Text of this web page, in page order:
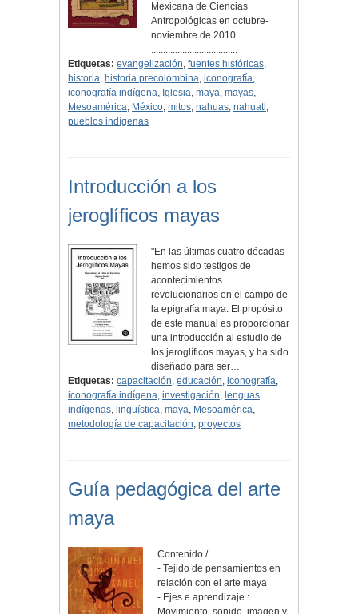
Mexicana de Ciencias
Antropológicas en octubre-
noviembre de 2010.
....................................
Etiquetas: evangelización, fuentes históricas,
historia, historia precolombina, iconografía,
iconografía indígena, Iglesia, maya, mayas,
Mesoamérica, México, mitos, nahuas, nahuatl ,
pueblos indígenas
Introducción a los
jeroglíficos mayas
"En las últimas cuatro décadas
hemos sido testigos de
acontecimientos
revolucionarios en el campo de
la epigrafía maya. El propósito
de este manual es proporcionar
una introducción al estudio de
los jeroglíficos mayas, y ha sido
diseñado para ser…
Etiquetas: capacitación, educación, iconografía,
iconografía indígena, investigación, lenguas
indígenas, lingüística, maya, Mesoamérica,
metodología de capacitación, proyectos
Guía pedagógica del arte
maya
Contenido /
- Tejido de pensamientos en
relación con el arte maya
- Ejes e aprendizaje :